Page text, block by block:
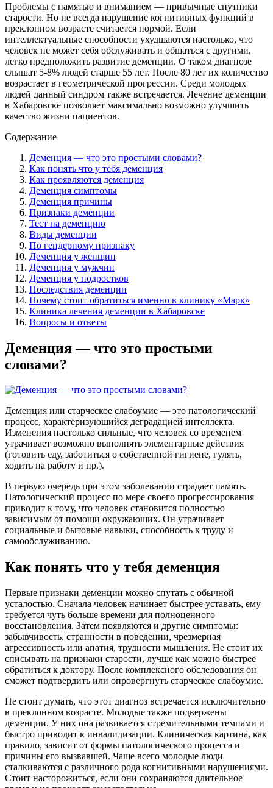
Проблемы с памятью и вниманием — привычные спутники
старости. Но не всегда нарушение когнитивных функций в
преклонном возрасте считается нормой. Если
интеллектуальные способности ухудшаются настолько, что
человек не может себя обслуживать и общаться с другими,
легко предположить развитие деменции. О таком диагнозе
слышат 5-8% людей старше 55 лет. После 80 лет их количество
возрастает в геометрической прогрессии. Среди молодых
людей данный синдром также встречается. Лечение деменции
в Хабаровске позволяет максимально возможно улучшить
качество жизни пациентов.
Содержание
Деменция — что это простыми словами?
Как понять что у тебя деменция
Как проявляются деменция
Деменция симптомы
Деменция причины
Признаки деменции
Тест на деменцию
Виды деменции
По гендерному признаку
Деменция у женщин
Деменция у мужчин
Деменция у подростков
Последствия деменции
Почему стоит обратиться именно в клинику «Марк»
Клиника лечения деменции в Хабаровске
Вопросы и ответы
Деменция — что это простыми
словами?
Деменция или старческое слабоумие — это патологический
процесс, характеризующийся деградацией интеллекта.
Изменения настолько сильные, что человек со временем
утрачивает возможно выполнять элементарные действия
(готовить еду, заботиться о собственной гигиене, гулять,
ходить на работу и пр.).
В первую очередь при этом заболевании страдает память.
Патологический процесс по мере своего прогрессирования
приводит к тому, что человек становится полностью
зависимым от помощи окружающих. Он утрачивает
социальные и бытовые навыки, способность к труду и
самообслуживанию.
Как понять что у тебя деменция
Первые признаки деменции можно спутать с обычной
усталостью. Сначала человек начинает быстрее уставать, ему
требуется чуть больше времени для полноценного
восстановления. Затем появляются и другие симптомы:
забывчивость, странности в поведении, чрезмерная
агрессивность или апатия, трудности мышления. Не стоит их
списывать на признаки старости, лучше как можно быстрее
обратиться к доктору. После комплексного обследования он
сможет подтвердить или опровергнуть старческое слабоумие.
Не стоит думать, что этот диагноз встречается исключительно
в преклонном возрасте. Молодые также подвержены
деменции. У них она развивается стремительными темпами и
быстро приводит к инвалидизации. Клиническая картина, как
правило, зависит от формы патологического процесса и
причины его вызвавшей. Чаще всего молодые люди
сталкиваются с различного рода когнитивными нарушениями.
Стоит насторожиться, если они сохраняются длительное